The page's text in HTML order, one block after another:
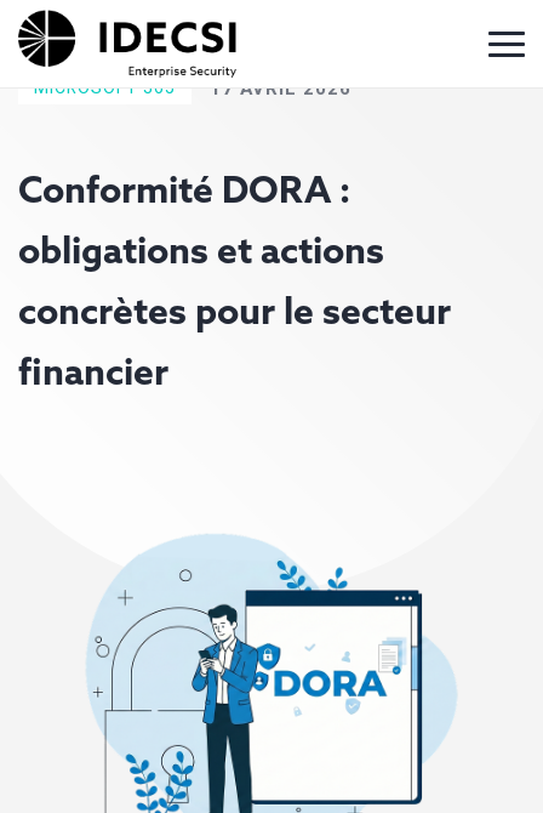
MICROSOFT 365 17 AVRIL 2026
Conformité DORA :
obligations et actions
concrètes pour le secteur
financier